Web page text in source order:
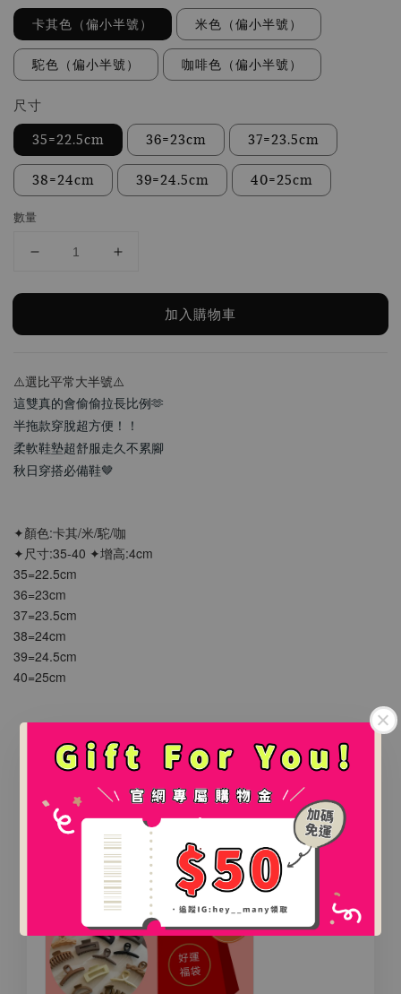
.
.
卡其色（偏小半號） 米色（偏小半號）
駝色（偏小半號） 咖啡色（偏小半號）
尺寸
35=22.5cm 36=23cm 37=23.5cm
38=24cm 39=24.5cm 40=25cm
數量
加入購物車
⚠️選比平常大半號⚠️
這雙真的會偷偷拉長比例🫶
半拖款穿脫超方便！！
柔軟鞋墊超舒服走久不累腳
秋日穿搭必備鞋🤎
✦顏色:卡其/米/駝/咖
✦尺寸:35-40 ✦增高:4cm
35=22.5cm
36=23cm
37=23.5cm
38=24cm
39=24.5cm
40=25cm
𖤐滿$𝟖𝟖𝟖加贈：好運福袋.ᐟ‪.ᐟ